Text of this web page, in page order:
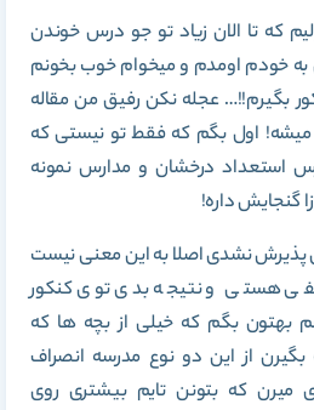
که تا الان زیاد تو جو درس خوندن
به خودم اومدم و میخوام خوب بخونم
بگیرم!!… عجله نکن رفیق من مقاله
میشه! اول بگم که فقط تو نیستی که
استعداد درخشان و مدارس نمونه
پذیرش نشدی اصلا به این معنی نیست
هستی و نتیجه بدی توی کنکور
بهتون بگم که خیلی از بچه ها که
از این دو نوع مدرسه انصراف
میرن که بتونن تایم بیشتری روی